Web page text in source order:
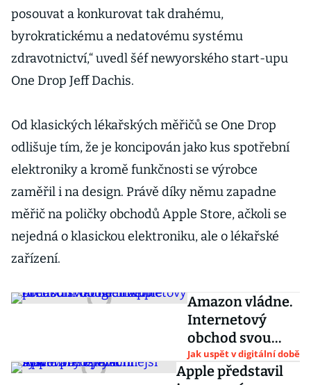
posouvat a konkurovat tak drahému,
byrokratickému a nedatovému systému
zdravotnictví,“ uvedl šéf newyorského start-upu
One Drop Jeff Dachis.
Od klasických lékařských měřičů se One Drop
odlišuje tím, že je koncipován jako kus spotřební
elektroniky a kromě funkčnosti se výrobce
zaměřil i na design. Právě díky němu zapadne
měřič na poličky obchodů Apple Store, ačkoli se
nejedná o klasickou elektroniku, ale o lékařské
zařízení.
Amazon vládne.
Internetový
obchod svou
hodnotou
předstihl Google
Jak uspět v digitální době
Apple představil